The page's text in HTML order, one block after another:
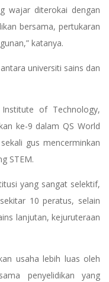
wajar diterokai dengan
bersama, pertukaran
katanya.
universiti sains dan
of Technology,
ke-9 dalam QS World
gus mencerminkan
STEM.
yang sangat selektif,
10 peratus, selain
lanjutan, kejuruteraan
usaha lebih luas oleh
penyelidikan yang